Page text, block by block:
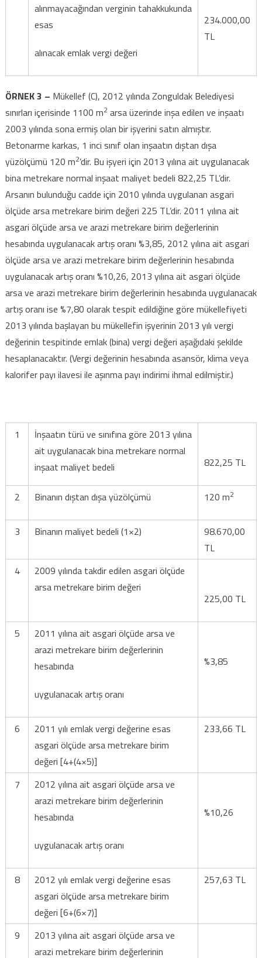
alınmayacağından verginin tahakkukunda
esas
alınacak emlak vergi değeri
234.000,00
TL
ÖRNEK 3 – Mükellef (C), 2012 yılında Zonguldak Belediyesi
sınırları içerisinde 1100 m2arsa üzerinde inşa edilen ve inşaatı
2003 yılında sona ermiş olan bir işyerini satın almıştır.
Betonarme karkas, 1 inci sınıf olan inşaatın dıştan dışa
yüzölçümü 120 m2’dir. Bu işyeri için 2013 yılına ait uygulanacak
bina metrekare normal inşaat maliyet bedeli 822,25 TL’dir.
Arsanın bulunduğu cadde için 2010 yılında uygulanan asgari
ölçüde arsa metrekare birim değeri 225 TL’dir. 2011 yılına ait
asgari ölçüde arsa ve arazi metrekare birim değerlerinin
hesabında uygulanacak artış oranı %3,85, 2012 yılına ait asgari
ölçüde arsa ve arazi metrekare birim değerlerinin hesabında
uygulanacak artış oranı %10,26, 2013 yılına ait asgari ölçüde
arsa ve arazi metrekare birim değerlerinin hesabında uygulanacak
artış oranı ise %7,80 olarak tespit edildiğine göre mükellefiyeti
2013 yılında başlayan bu mükellefin işyerinin 2013 yılı vergi
değerinin tespitinde emlak (bina) vergi değeri aşağıdaki şekilde
hesaplanacaktır. (Vergi değerinin hesabında asansör, klima veya
kalorifer payı ilavesi ile aşınma payı indirimi ihmal edilmiştir.)
1
İnşaatın türü ve sınıfına göre 2013 yılına
ait uygulanacak bina metrekare normal
inşaat maliyet bedeli
822,25 TL
2 Binanın dıştan dışa yüzölçümü 120 m2
3 Binanın maliyet bedeli (1×2)
98.670,00
TL
4
2009 yılında takdir edilen asgari ölçüde
arsa metrekare birim değeri
225,00 TL
5
2011 yılına ait asgari ölçüde arsa ve
arazi metrekare birim değerlerinin
hesabında
uygulanacak artış oranı
%3,85
6
2011 yılı emlak vergi değerine esas
asgari ölçüde arsa metrekare birim
değeri [4+(4×5)]
233,66 TL
7
2012 yılına ait asgari ölçüde arsa ve
arazi metrekare birim değerlerinin
hesabında
uygulanacak artış oranı
%10,26
8
2012 yılı emlak vergi değerine esas
asgari ölçüde arsa metrekare birim
değeri [6+(6×7)]
257,63 TL
9
2013 yılına ait asgari ölçüde arsa ve
arazi metrekare birim değerlerinin